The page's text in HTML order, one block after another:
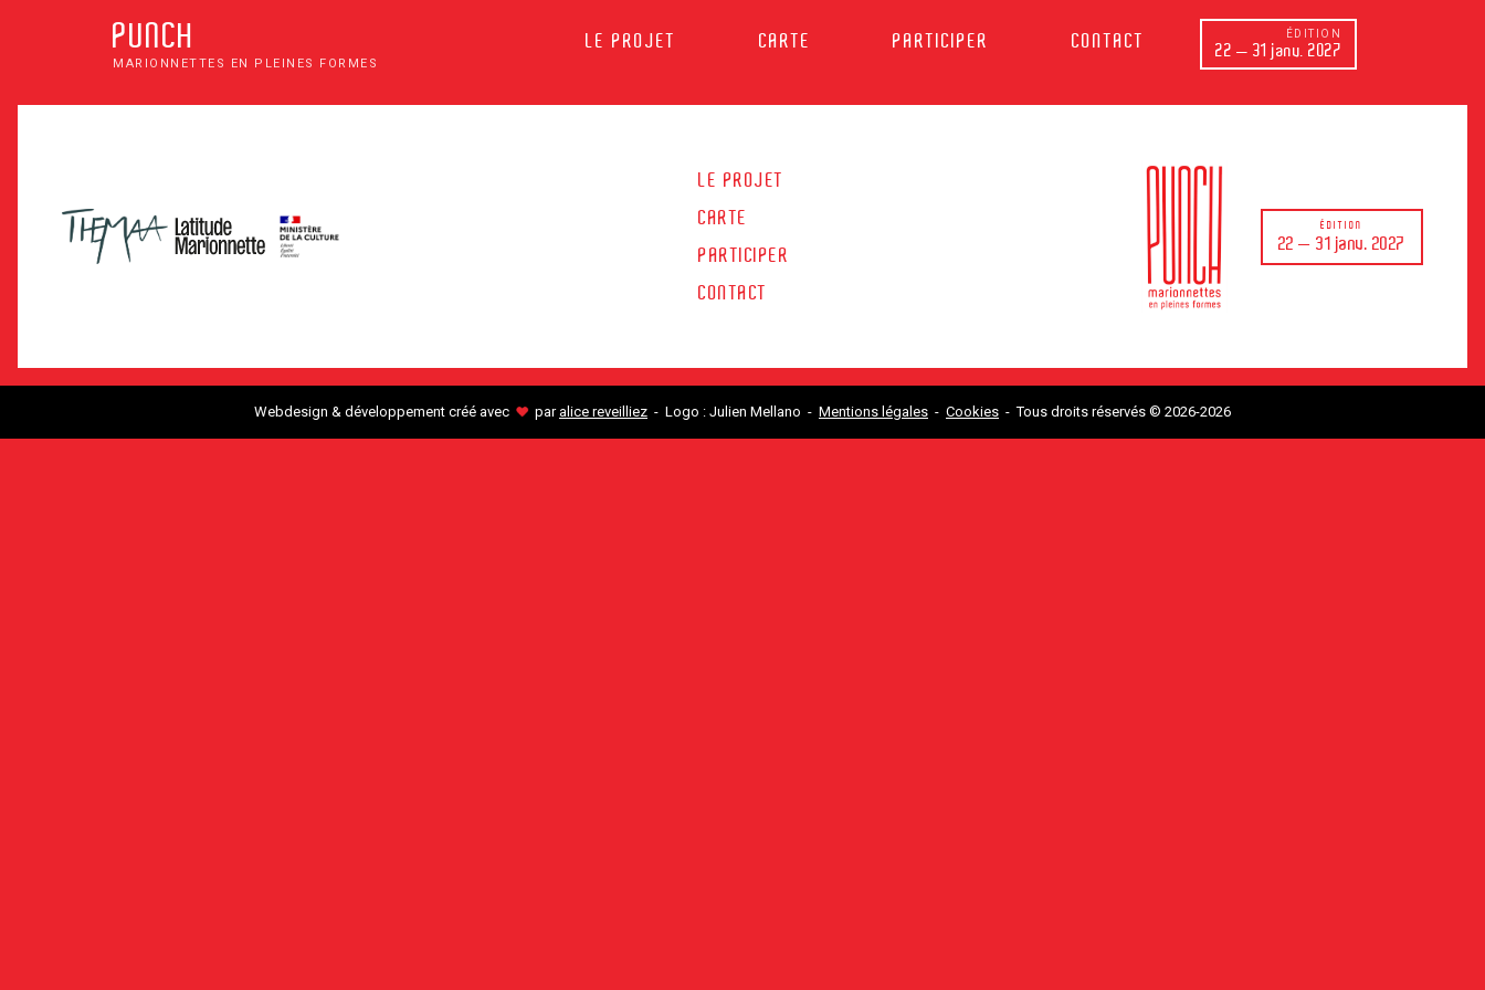
PUNCH
MARIONNETTES EN PLEINES FORMES
LE PROJET CARTE PARTICIPER CONTACT ÉDITION
22 — 31 janv. 2027
LE PROJET
CARTE
PARTICIPER
CONTACT
ÉDITION
22 — 31 janv. 2027
Webdesign & développement créé avec ♥ paralice reveilliez - Logo : Julien Mellano - Mentions légales - Cookies - Tous droits réservés © 2026-2026